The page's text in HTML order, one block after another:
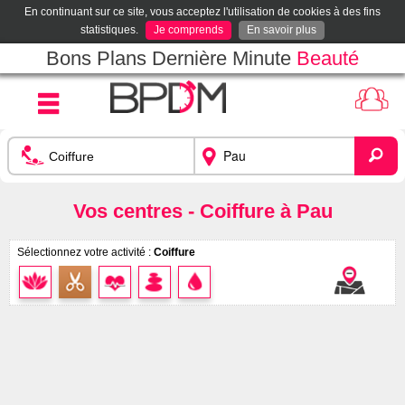
En continuant sur ce site, vous acceptez l'utilisation de cookies à des fins
statistiques.
Je comprends En savoir plus
Bons Plans Dernière Minute Beauté
Vos centres - Coiffure à Pau
Sélectionnez votre activité : Coiffure